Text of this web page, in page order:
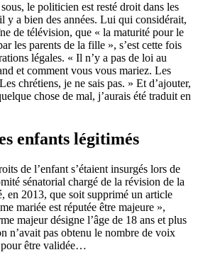
le politicien est resté droit dans les
y a bien des années. Lui qui considérait,
de télévision, que « la maturité pour le
les parents de la fille », s’est cette fois
légales. « Il n’y a pas de loi au
et comment vous vous mariez. Les
chrétiens, je ne sais pas. » Et d’ajouter,
chose de mal, j’aurais été traduit en
enfants légitimés
de l’enfant s’étaient insurgés lors de
sénatorial chargé de la révision de la
en 2013, que soit supprimé un article
mariée est réputée être majeure »,
majeur désigne l’âge de 18 ans et plus
n’avait pas obtenu le nombre de voix
être validée…